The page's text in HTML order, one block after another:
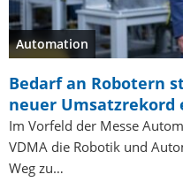
Automation
Bedarf an Robotern
neuer
Im Vorfeld der Messe
VDMA die Robotik und
Weg zu…